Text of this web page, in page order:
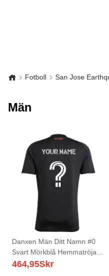
Fotboll San Jose
Män
Danxen Män Ditt Namn #0
Svart Mörkblå Hemmatröja
Matchtröjor 2025/26 Tröjor
464,95Skr